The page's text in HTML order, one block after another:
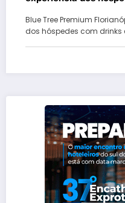
Blue Tree Premium
dos hóspedes com drinks